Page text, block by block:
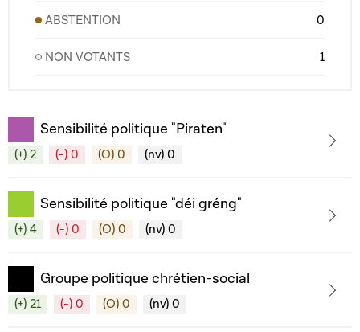
ABSTENTION 0
NON VOTANTS 1
Sensibilité politique "Piraten"
(+) 2 (-) 0 (O) 0 (nv) 0
Sensibilité politique "déi gréng"
(+) 4 (-) 0 (O) 0 (nv) 0
Groupe politique chrétien-social
(+) 21 (-) 0 (O) 0 (nv) 0